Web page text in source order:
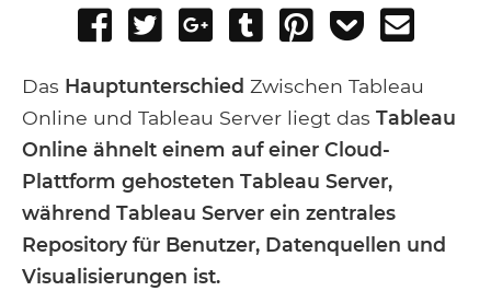
Share
Facebook
Tweet
Share
Google+
Post
Tumblr
Pin
Add
Pocket
Das Hauptunterschied Zwischen Tableau
Online und Tableau Server liegt das Tableau
Online ähnelt einem auf einer Cloud-
Plattform gehosteten Tableau Server,
während Tableau Server ein zentrales
Repository für Benutzer, Datenquellen und
Visualisierungen ist.